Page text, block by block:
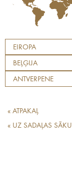
EIROPA
BEĻĢIJA
ANTVERPENE
« ATPAKAĻ
« UZ SADAĻAS